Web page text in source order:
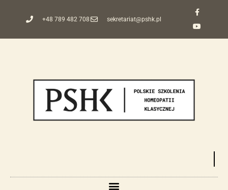
+48 789 482 708 sekretariat@pshk.pl